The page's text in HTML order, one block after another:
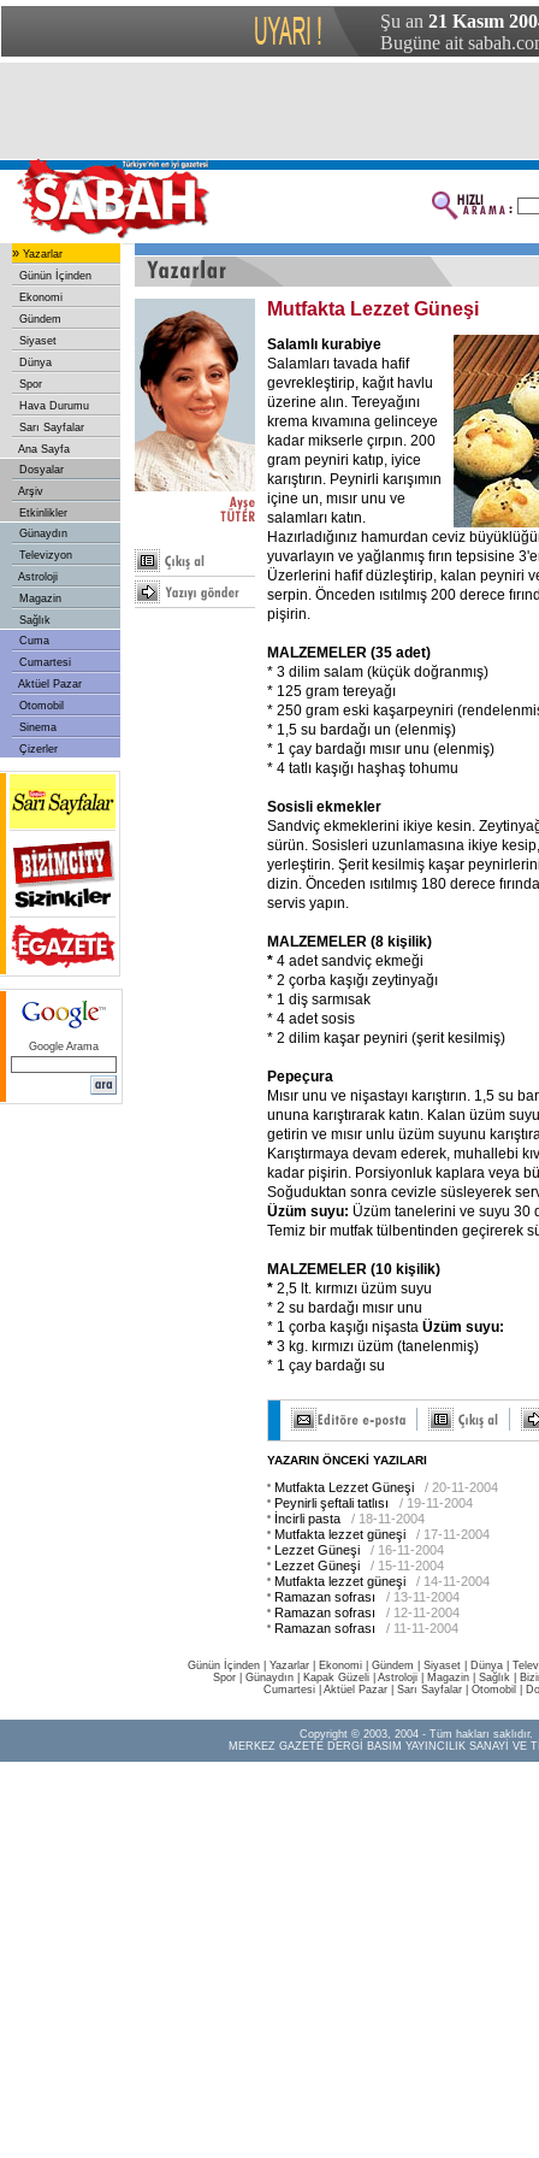
Şu an 21 Kasım
Bugüne ait
» Yazarlar
Günün İçinden
Ekonomi
Gündem
Siyaset
Dünya
Spor
Hava Durumu
Sarı Sayfalar
Ana Sayfa
Dosyalar
Arşiv
Etkinlikler
Günaydın
Televizyon
Astroloji
Magazin
Sağlık
Cuma
Cumartesi
Aktüel Pazar
Otomobil
Sinema
Çizerler
Google Arama
Mutfakta Lezzet Güneşi
Salamlı kurabiye
Salamları tavada hafif
gevrekleştirip, kağıt havlu
üzerine alın. Tereyağını
krema kıvamına gelinceye
kadar mikserle çırpın. 200
gram peyniri katıp, iyice
karıştırın. Peynirli karışımın
içine un, mısır unu ve
salamları katın.
Hazırladığınız hamurdan ceviz
yuvarlayın ve yağlanmış fırın tepsisine
Üzerlerini hafif düzleştirip, kalan peyniri
serpin. Önceden ısıtılmış 200 derece
pişirin.
MALZEMELER (35 adet)
* 3 dilim salam (küçük doğranmış)
* 125 gram tereyağı
* 250 gram eski kaşarpeyniri
* 1,5 su bardağı un (elenmiş)
* 1 çay bardağı mısır unu (elenmiş)
* 4 tatlı kaşığı haşhaş tohumu
Sosisli ekmekler
Sandviç ekmeklerini ikiye kesin.
sürün. Sosisleri uzunlamasına ikiye
yerleştirin. Şerit kesilmiş kaşar
dizin. Önceden ısıtılmış 180 derece
servis yapın.
MALZEMELER (8 kişilik)
* 4 adet sandviç ekmeği
* 2 çorba kaşığı zeytinyağı
* 1 diş sarmısak
* 4 adet sosis
* 2 dilim kaşar peyniri (şerit kesilmiş)
Pepeçura
Mısır unu ve nişastayı karıştırın. 1,5 su
ununa karıştırarak katın. Kalan üzüm
getirin ve mısır unlu üzüm suyunu
Karıştırmaya devam ederek, muhallebi
kadar pişirin. Porsiyonluk kaplara veya
Soğuduktan sonra cevizle süsleyerek
Üzüm suyu: Üzüm tanelerini ve suyu 30
Temiz bir mutfak tülbentinden geçirerek
MALZEMELER (10 kişilik)
* 2,5 lt. kırmızı üzüm suyu
* 2 su bardağı mısır unu
* 1 çorba kaşığı nişasta Üzüm suyu:
* 3 kg. kırmızı üzüm (tanelenmiş)
* 1 çay bardağı su
YAZARIN ÖNCEKİ YAZILARI
Mutfakta Lezzet Güneşi
/ 20-11-2004
Peynirli şeftali tatlısı
/ 19-11-2004
İncirli pasta
/ 18-11-2004
Mutfakta lezzet güneşi
/ 17-11-2004
Lezzet Güneşi
/ 16-11-2004
Lezzet Güneşi
/ 15-11-2004
Mutfakta lezzet güneşi
/ 14-11-2004
Ramazan sofrası
/ 13-11-2004
Ramazan sofrası
/ 12-11-2004
Ramazan sofrası
/ 11-11-2004
Günün İçinden Yazarlar Ekonomi Gündem Siyaset Dünya |
Spor
Günaydın Kapak Güzeli Astroloji Magazin Sağlık
Cumartesi| Aktüel Pazar| Sarı Sayfalar| Otomobil
Copyright © 2003, 2004 - Tüm hakları saklıdır.
MERKEZ GAZETE DERGİ BASIM YAYINCILIK SANAYİ VE